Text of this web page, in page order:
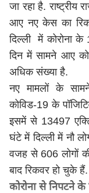
जा रहा है. राष्ट्रीय
आए नए केस का
दिल्ली में कोरोना
दिन में सामने आए
अधिक संख्या है.
नए मामलों के
कोविड-19 के
इसमें से 13497
घंटे में दिल्ली में नौ
वजह से 606 लोगों
बाद रिकवर हो चुके हैं.
कोरोना से निपटने के